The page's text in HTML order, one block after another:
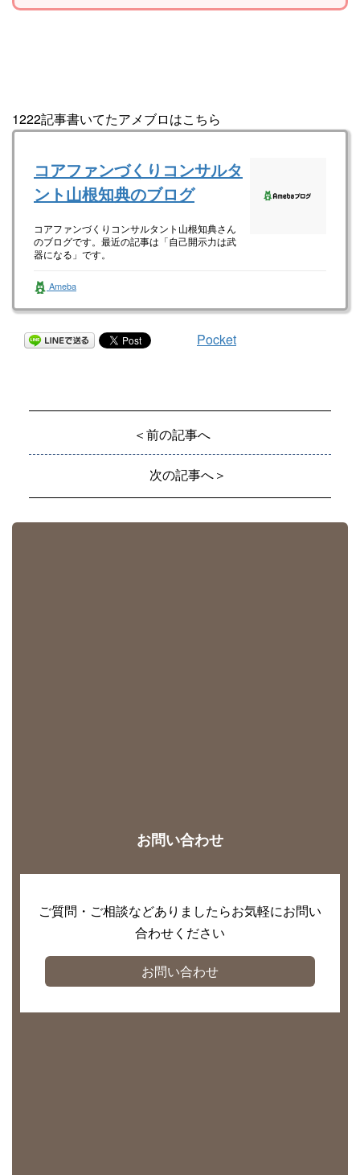
1222記事書いてたアメブロはこちら
コアファンづくりコンサルタ
ント山根知典のブログ
コアファンづくりコンサルタント山根知典さん
のブログです。最近の記事は「自己開示力は武
器になる」です。
Ameba
Pocket
＜前の記事へ
次の記事へ＞
お問い合わせ
ご質問・ご相談などありましたらお気軽にお問い
合わせください
お問い合わせ